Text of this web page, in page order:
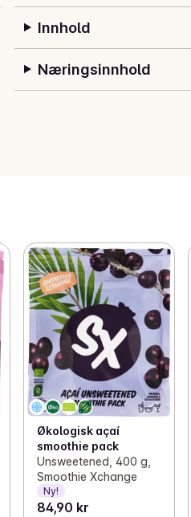
Innhold
Næringsinnhold
Økologisk açaí
smoothie pack
Unsweetened, 400 g,
Smoothie Xchange
Ny!
84,90 kr